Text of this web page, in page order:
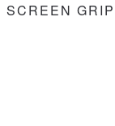
SCREEN GRIP